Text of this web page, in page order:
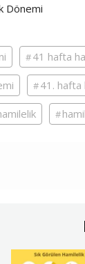
Dönemi
41 hafta
41. hafta